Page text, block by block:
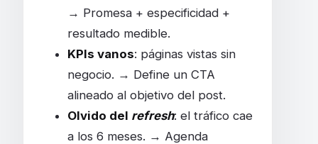
→ Promesa + especificidad +
resultado medible.
KPIs vanos: páginas vistas sin
negocio. → Define un CTA
alineado al objetivo del post.
Olvido del refresh: el tráfico cae
a los 6 meses. → Agenda